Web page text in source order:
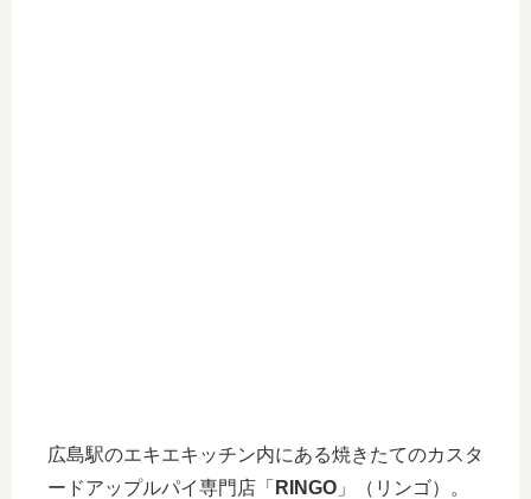
広島駅のエキエキッチン内にある焼きたてのカスタ
ードアップルパイ専門店「 RINGO 」（リンゴ）。